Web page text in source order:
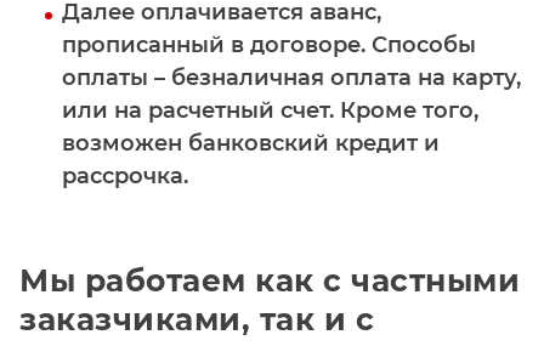
Далее оплачивается аванс,
прописанный в договоре. Способы
оплаты – безналичная оплата на карту,
или на расчетный счет. Кроме того,
возможен банковский кредит и
рассрочка.
Мы работаем как с частными
заказчиками, так и с